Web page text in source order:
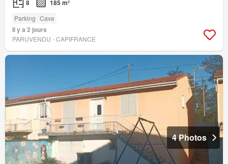
8 185 m²
Parking Cave
Il y a 2 jours
PARUVENDU - CAPIFRANCE
4 Photos